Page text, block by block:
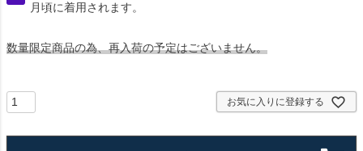
月頃に着用されます。
数量限定商品の為、再入荷の予定はございません。
お気に入りに登録する